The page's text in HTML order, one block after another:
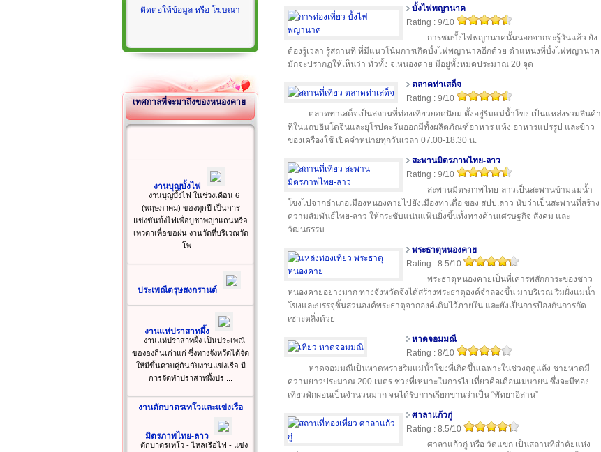
ติดต่อให้ข้อมูล หรือ โฆษณา
เทศกาลที่จะมาถึงของหนองคาย
งานบุญบั้งไฟ
งานบุญบั้งไฟ ในช่วงเดือน 6
(พฤษภาคม) ของทุกปี เป็นการ
แข่งขันบั้งไฟเพื่อบูชาพญาแถนหรือ
เทวดาเพื่อขอฝน งานวัดที่บริเวณวัด
โพ ...
ประเพณีตรุษสงกรานต์
งานแห่ปราสาทผึ้ง
งานแห่ปราสาทผึ้ง เป็นประเพณี
ขององถิ่นเก่าแก่ ซึ่งทางจังหวัดได้จัด
ให้มีขึ้นควบคู่กันกับงานแข่งเรือ มี
การจัดทำปราสาทผึ้งปร ...
งานตักบาตรเทโวและแข่งเรือ
มิตรภาพไทย-ลาว
ตักบาตรเทโว - ไหลเรือไฟ - แข่ง
บั้งไฟพญานาค
Rating : 9/10
การชมบั้งไฟพญานาคนั้นนอกจากจะรู้วันแล้ว ยัง
ต้องรู้เวลา รู้สถานที่ ที่มีแนวโน้มการเกิดบั้งไฟพญานาคอีกด้วย ตำแหน่งที่บั้งไฟพญานาค
มักจะปรากฏให้เห็นว่า ทั่วทั้ง จ.หนองคาย มีอยู่ทั้งหมดประมาณ 20 จุด
ตลาดท่าเสด็จ
Rating : 9/10
ตลาดท่าเสด็จเป็นสถานที่ท่องเที่ยวยอดนิยม ตั้งอยู่ริมแม่น้ำโขง เป็นแหล่งรวมสินค้า
ที่ในแถบอินโดจีนและยุโรปตะวันออกมีทั้งผลิตภัณฑ์อาหาร แห้ง อาหารแปรรูป และข้าว
ของเครื่องใช้ เปิดจำหน่ายทุกวันเวลา 07.00-18.30 น.
สะพานมิตรภาพไทย-ลาว
Rating : 9/10
สะพานมิตรภาพไทย-ลาวเป็นสะพานข้ามแม่น้ำ
โขงไปจากอำเภอเมืองหนองคายไปยังเมืองท่าเดื่อ ของ สปป.ลาว นับว่าเป็นสะพานที่สร้าง
ความสัมพันธ์ไทย-ลาว ให้กระชับแน่นแฟ้นยิ่งขึ้นทั้งทางด้านเศรษฐกิจ สังคม และ
วัฒนธรรม
พระธาตุหนองคาย
Rating : 8.5/10
พระธาตุหนองคายเป็นที่เคารพสักการะของชาว
หนองคายอย่างมาก ทางจังหวัดจึงได้สร้างพระธาตุองค์จำลองขึ้น มาบริเวณ ริมฝั่งแม่น้ำ
โขงและบรรจุชิ้นส่วนองค์พระธาตุจากองค์เดิมไว้ภายใน และยังเป็นการป้องกันการกัด
เซาะตลิ่งด้วย
หาดจอมมณี
Rating : 8/10
หาดจอมมณีเป็นหาดทรายริมแม่น้ำโขงที่เกิดขึ้นเฉพาะในช่วงฤดูแล้ง ชายหาดมี
ความยาวประมาณ 200 เมตร ช่วงที่เหมาะในการไปเที่ยวคือเดือนเมษายน ซึ่งจะมีท่อง
เที่ยวพักผ่อนเป็นจำนวนมาก จนได้รับการเรียกขานว่าเป็น “พัทยาอีสาน”
ศาลาแก้วกู่
Rating : 8.5/10
ศาลาแก้วกู่ หรือ วัดแขก เป็นสถานที่สำคัยแห่ง